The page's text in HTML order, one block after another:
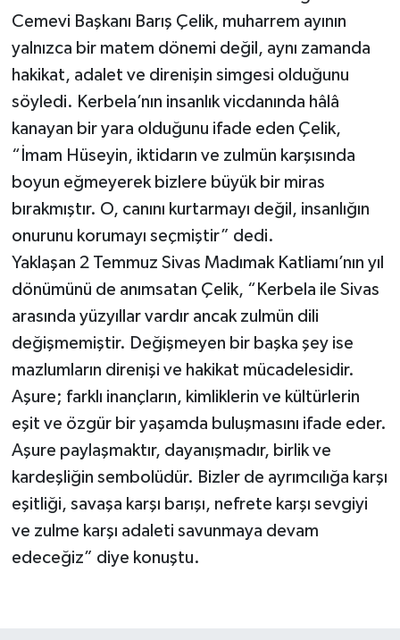
Cemevi Başkanı Barış Çelik, muharrem ayının
yalnızca bir matem dönemi değil, aynı zamanda
hakikat, adalet ve direnişin simgesi olduğunu
söyledi. Kerbela’nın insanlık vicdanında hâlâ
kanayan bir yara olduğunu ifade eden Çelik,
“İmam Hüseyin, iktidarın ve zulmün karşısında
boyun eğmeyerek bizlere büyük bir miras
bırakmıştır. O, canını kurtarmayı değil, insanlığın
onurunu korumayı seçmiştir” dedi.
Yaklaşan 2 Temmuz Sivas Madımak Katliamı’nın yıl
dönümünü de anımsatan Çelik, “Kerbela ile Sivas
arasında yüzyıllar vardır ancak zulmün dili
değişmemiştir. Değişmeyen bir başka şey ise
mazlumların direnişi ve hakikat mücadelesidir.
Aşure; farklı inançların, kimliklerin ve kültürlerin
eşit ve özgür bir yaşamda buluşmasını ifade eder.
Aşure paylaşmaktır, dayanışmadır, birlik ve
kardeşliğin sembolüdür. Bizler de ayrımcılığa karşı
eşitliği, savaşa karşı barışı, nefrete karşı sevgiyi
ve zulme karşı adaleti savunmaya devam
edeceğiz” diye konuştu.